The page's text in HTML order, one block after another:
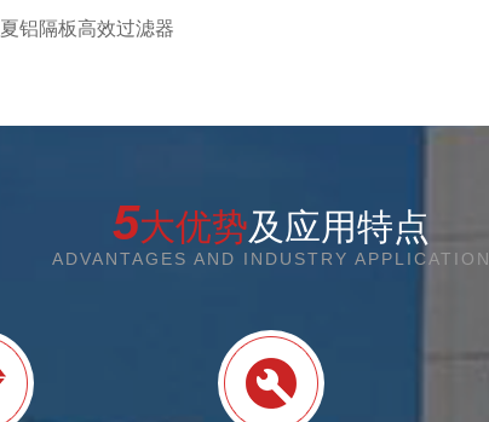
铝隔板高效过滤器
5大优势及应用特点
ADVANTAGES AND INDUSTRY APPLICATION